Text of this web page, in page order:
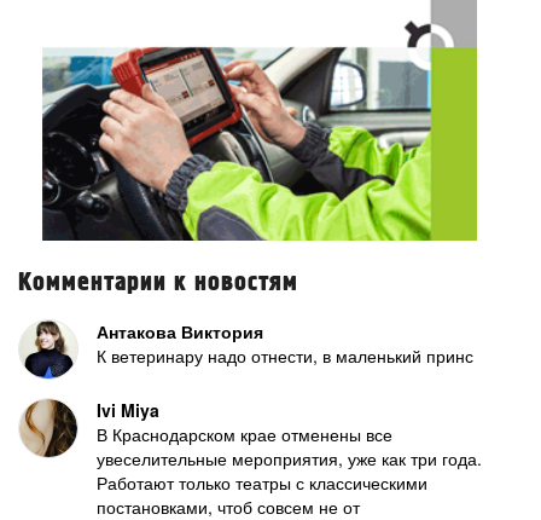
Комментарии к новостям
Антакова Виктория
К ветеринару надо отнести, в маленький принс
Ivi Miya
В Краснодарском крае отменены все
увеселительные мероприятия, уже как три года.
Работают только театры с классическими
постановками, чтоб совсем не от